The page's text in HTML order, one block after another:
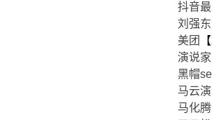
抖音
刘强
美团
演说家
黑帽
马云
马化